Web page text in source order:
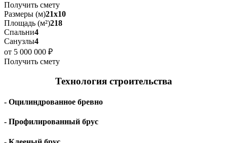
Получить смету
Размеры (м)21х10
Площадь (м²)218
Спальни4
Санузлы4
от 5 000 000 ₽
Получить смету
Технология строительства
- Оцилиндрованное бревно
- Профилированный брус